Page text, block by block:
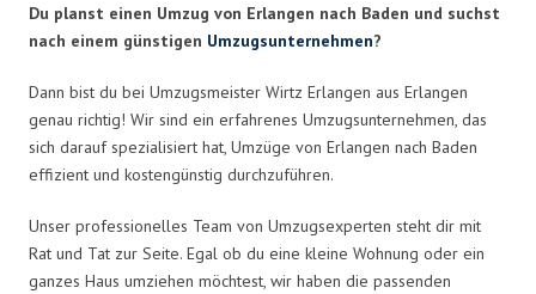
Du planst einen Umzug von Erlangen nach Baden und suchst
nach einem günstigen Umzugsunternehmen?
Dann bist du bei Umzugsmeister Wirtz Erlangen aus Erlangen
genau richtig! Wir sind ein erfahrenes Umzugsunternehmen, das
sich darauf spezialisiert hat, Umzüge von Erlangen nach Baden
effizient und kostengünstig durchzuführen.
Unser professionelles Team von Umzugsexperten steht dir mit
Rat und Tat zur Seite. Egal ob du eine kleine Wohnung oder ein
ganzes Haus umziehen möchtest, wir haben die passenden